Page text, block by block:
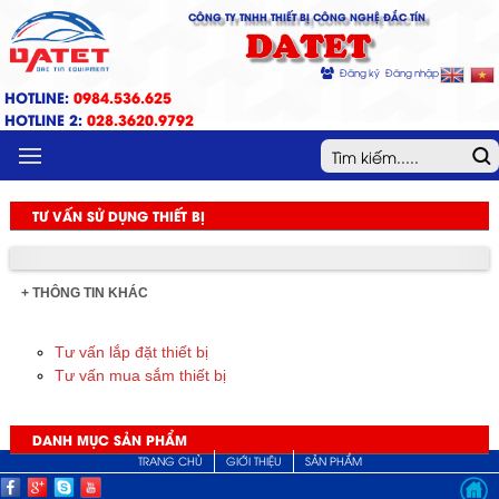
CÔNG TY TNHH THIẾT BỊ CÔNG NGHỆ ĐẮC TÍN
DATET
Đăng ký Đăng nhập
HOTLINE: 0984.536.625
HOTLINE 2: 028.3620.9792
MENU
TƯ VẤN SỬ DỤNG THIẾT BỊ
+ THÔNG TIN KHÁC
Tư vấn lắp đặt thiết bị
Tư vấn mua sắm thiết bị
DANH MỤC SẢN PHẨM
TRANG CHỦ GIỚI THIỆU SẢN PHẨM